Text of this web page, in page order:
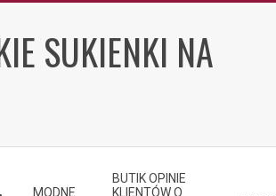
SUKIENKI NA
MODNE
BUTIK OPINIE
KLIENTÓW O